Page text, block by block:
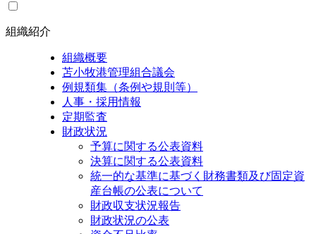
組織紹介
組織概要
苫小牧港管理組合議会
例規類集（条例や規則等）
人事・採用情報
定期監査
財政状況
予算に関する公表資料
決算に関する公表資料
統一的な基準に基づく財務書類及び固定資
産台帳の公表について
財政収支状況報告
財政状況の公表